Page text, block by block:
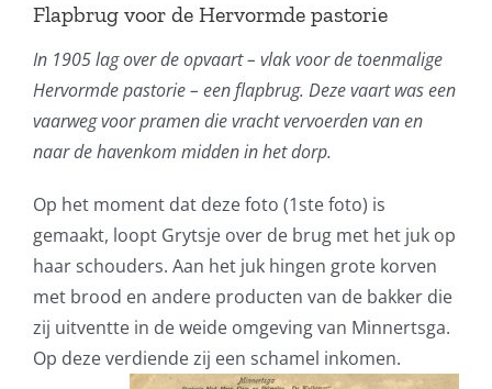
Flapbrug voor de Hervormde pastorie
In 1905 lag over de opvaart – vlak voor de toenmalige
Hervormde pastorie – een flapbrug. Deze vaart was een
vaarweg voor pramen die vracht vervoerden van en
naar de havenkom midden in het dorp.
Op het moment dat deze foto (1ste foto) is
gemaakt, loopt Grytsje over de brug met het juk op
haar schouders. Aan het juk hingen grote korven
met brood en andere producten van de bakker die
zij uitventte in de weide omgeving van Minnertsga.
Op deze verdiende zij een schamel inkomen.